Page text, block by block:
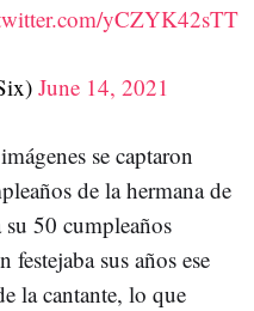
yCZYK42sTT
June 14, 2021
se captaron
de la hermana de
50 cumpleaños
festejaba sus años ese
la cantante, lo que